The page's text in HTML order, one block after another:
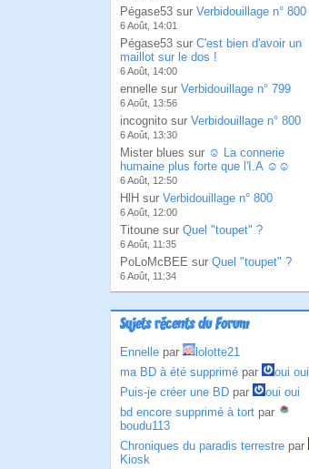
Pégase53 sur Verbidouillage n° 800
6 Août, 14:01
Pégase53 sur C'est bien d'avoir un
maillot sur le dos !
6 Août, 14:00
ennelle sur Verbidouillage n° 799
6 Août, 13:56
incognito sur Verbidouillage n° 800
6 Août, 13:30
Mister blues sur ☺ La connerie
humaine plus forte que l'I.A ☺☺
6 Août, 12:50
HlH sur Verbidouillage n° 800
6 Août, 12:00
Titoune sur Quel "toupet" ?
6 Août, 11:35
PoLoMcBEE sur Quel "toupet" ?
6 Août, 11:34
Sujets récents du Forum
Ennelle par
lolotte21
ma BD à été supprimé par
oui oui
Puis-je créer une BD par
oui oui
bd encore supprimé à tort par
boudu113
Chroniques du paradis terrestre par
Kiosk